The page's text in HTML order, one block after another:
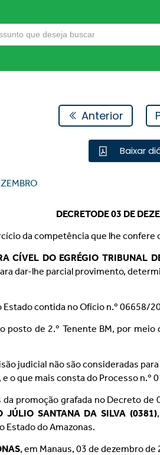
Anterior
Baixar
DECRETODE 03 DE
da competência que lhe confere
CÍVEL DO EGRÉGIO TRIBUNAL
dar-lhe parcial provimento,
contida no Ofício n.º 06658/
de 2.º Tenente BM, por
judicial não são consideradas
e o que mais consta do Processo
promoção grafada no Decreto
JÚLIO SANTANA DA SILVA (0381)
Estado do Amazonas.
, em Manaus, 03 de dezembro de